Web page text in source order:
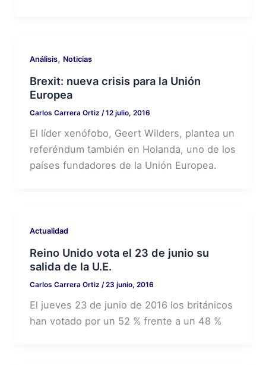
Análisis, Noticias
Brexit: nueva crisis para la Unión
Europea
Carlos Carrera Ortiz /12 julio, 2016
El líder xenófobo, Geert Wilders, plantea un
referéndum también en Holanda, uno de los
países fundadores de la Unión Europea.
Actualidad
Reino Unido vota el 23 de junio su
salida de la U.E.
Carlos Carrera Ortiz /23 junio, 2016
El jueves 23 de junio de 2016 los británicos
han votado por un 52 % frente a un 48 %